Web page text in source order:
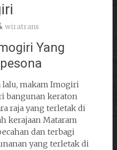
wiratrans
Yang
lalu, makam Imogiri
bangunan keraton
raja yang terletak di
kerajaan Mataram
dan terbagi
yang terletak di